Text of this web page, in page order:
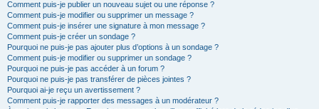
Comment puis-je publier un nouveau sujet ou une réponse ?
Comment puis-je modifier ou supprimer un message ?
Comment puis-je insérer une signature à mon message ?
Comment puis-je créer un sondage ?
Pourquoi ne puis-je pas ajouter plus d’options à un sondage ?
Comment puis-je modifier ou supprimer un sondage ?
Pourquoi ne puis-je pas accéder à un forum ?
Pourquoi ne puis-je pas transférer de pièces jointes ?
Pourquoi ai-je reçu un avertissement ?
Comment puis-je rapporter des messages à un modérateur ?